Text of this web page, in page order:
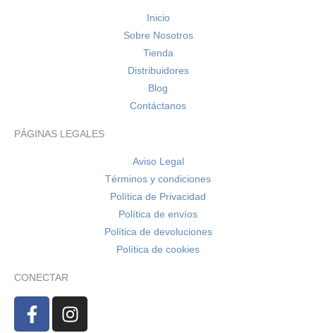
Inicio
Sobre Nosotros
Tienda
Distribuidores
Blog
Contáctanos
PÁGINAS LEGALES
Aviso Legal
Términos y condiciones
Política de Privacidad
Política de envíos
Política de devoluciones
Política de cookies
CONECTAR